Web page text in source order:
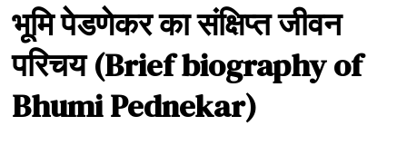
भूमिपेडणेकरकासंक्षिप्तजीवन
परिचय(Brief biography of
Bhumi Pednekar)